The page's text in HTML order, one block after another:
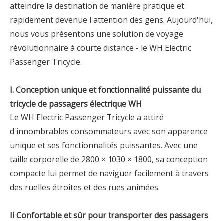
atteindre la destination de manière pratique et
rapidement devenue l'attention des gens. Aujourd'hui,
nous vous présentons une solution de voyage
révolutionnaire à courte distance - le WH Electric
Passenger Tricycle.
I. Conception unique et fonctionnalité puissante du
tricycle de passagers électrique WH
Le WH Electric Passenger Tricycle a attiré
d'innombrables consommateurs avec son apparence
unique et ses fonctionnalités puissantes. Avec une
taille corporelle de 2800 × 1030 × 1800, sa conception
compacte lui permet de naviguer facilement à travers
des ruelles étroites et des rues animées.
Ii Confortable et sûr pour transporter des passagers